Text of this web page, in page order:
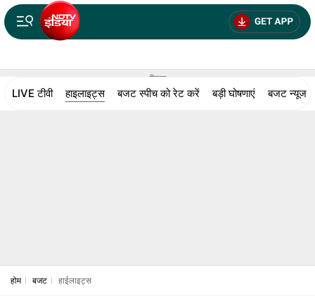
LIVE टीवी हाइलाइट्स बजट स्पीच को रेट करें बड़ी घोषणाएं बजट न्‍यूज
विज्ञापन
होम बजट हाईलाइट्स